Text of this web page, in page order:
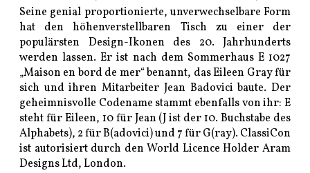
Seine genial proportionierte, unverwechselbare Form
hat den höhenverstellbaren Tisch zu einer der
populärsten Design-Ikonen des 20. Jahrhunderts
werden lassen. Er ist nach dem Sommerhaus E 1027
„Maison en bord de mer“ benannt, das Eileen Gray für
sich und ihren Mitarbeiter Jean Badovici baute. Der
geheimnisvolle Codename stammt ebenfalls von ihr: E
steht für Eileen, 10 für Jean (J ist der 10. Buchstabe des
Alphabets), 2 für B(adovici) und 7 für G(ray). ClassiCon
ist autorisiert durch den World Licence Holder Aram
Designs Ltd, London.